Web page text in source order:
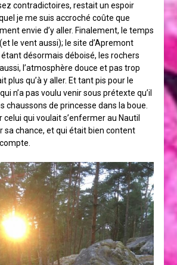
contradictoires, restait un espoir
je me suis accroché coûte que
envie d’y aller. Finalement, le temps
le vent aussi); le site d’Apremont
désormais déboisé, les rochers
l’atmosphère douce et pas trop
plus qu’à y aller. Et tant pis pour le
n’a pas voulu venir sous prétexte qu’il
chaussons de princesse dans la boue.
celui qui voulait s’enfermer au Nautil
sa chance, et qui était bien content